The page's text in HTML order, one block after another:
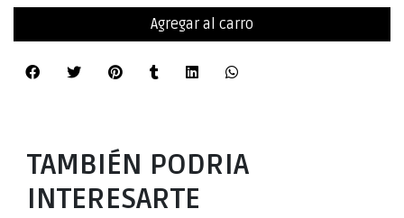
Agregar al carro
TAMBIÉN PODRIA
INTERESARTE